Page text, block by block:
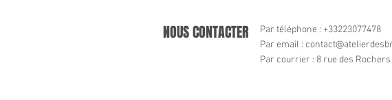
NOUS CONTACTER
Par téléphone : +33223077478
Par email :
Par courrier : 8 rue des